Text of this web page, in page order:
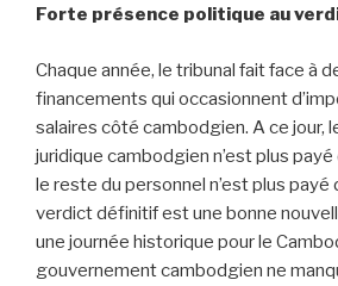
Forte présence politique au
Chaque année, le tribunal fait face à
financements qui occasionnent
salaires côté cambodgien. A ce jour,
juridique cambodgien n’est plus
le reste du personnel n’est plus payé
verdict définitif est une bonne
une journée historique pour le
gouvernement cambodgien ne